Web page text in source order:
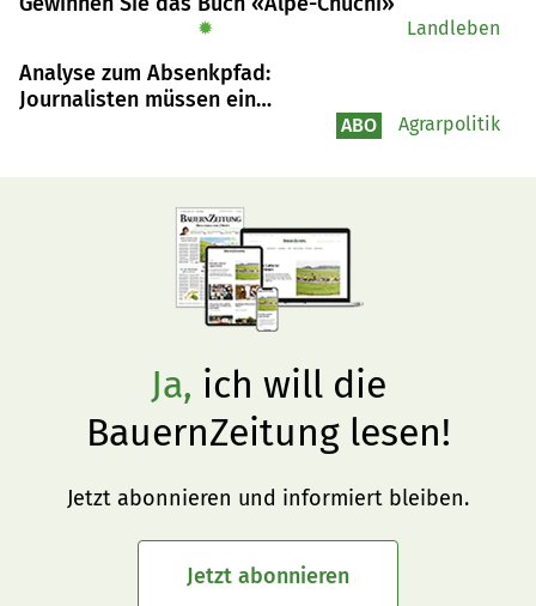
attestieren.
✹ Landleben
Analyse zum Absenkpfad:
Journalisten müssen ein
ABO Agrarpolitik
Ja, ich will die
BauernZeitung lesen!
Jetzt abonnieren und informiert bleiben.
Jetzt abonnieren